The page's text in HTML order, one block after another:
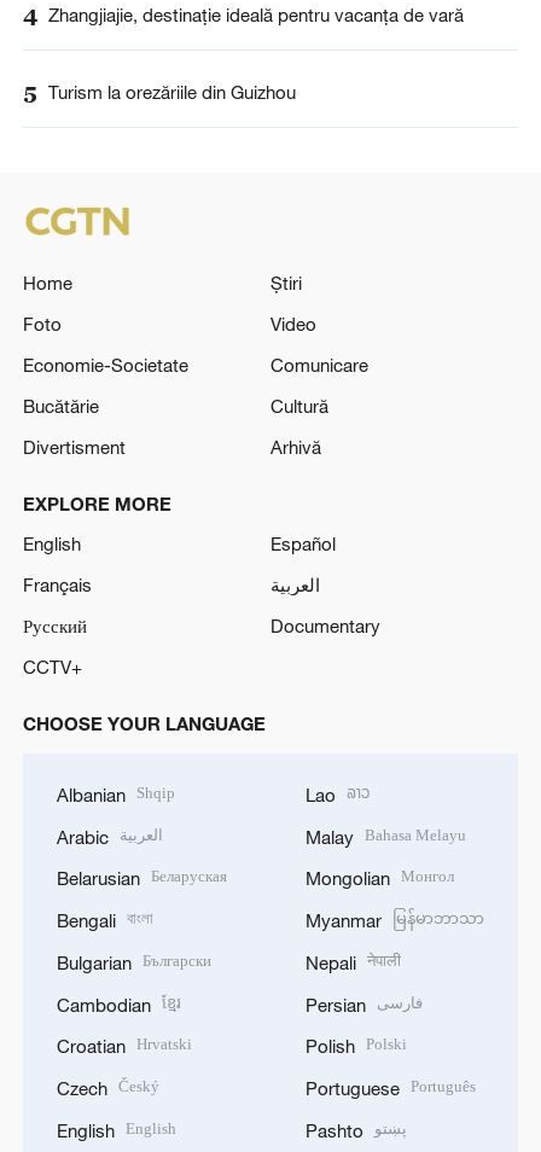
4 Zhangjiajie, destinație ideală pentru vacanța de vară
5 Turism la orezăriile din Guizhou
Home
Știri
Foto
Video
Economie-Societate
Comunicare
Bucătărie
Cultură
Divertisment
Arhivă
EXPLORE MORE
English
Español
Français
العربية
Русский
Documentary
CCTV+
CHOOSE YOUR LANGUAGE
Albanian Shqip
Arabic العربية
Belarusian Беларуская
Bengali বাংলা
Bulgarian Български
Cambodian ខ្មែរ
Croatian Hrvatski
Czech Český
English English
Lao ລາວ
Malay Bahasa Melayu
Mongolian Монгол
Myanmar မြန်မာဘာသာ
Nepali नेपाली
Persian فارسی
Polish Polski
Portuguese Português
Pashto پښتو